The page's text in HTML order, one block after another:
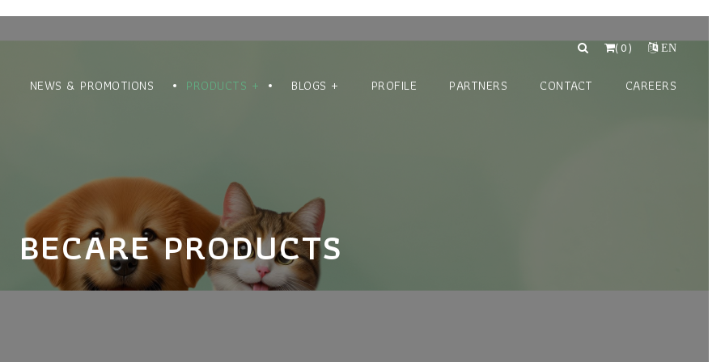
(0) EN
NEWS & PROMOTIONS PRODUCTS + BLOGS + PROFILE PARTNERS CONTACT CAREERS
BECARE PRODUCTS